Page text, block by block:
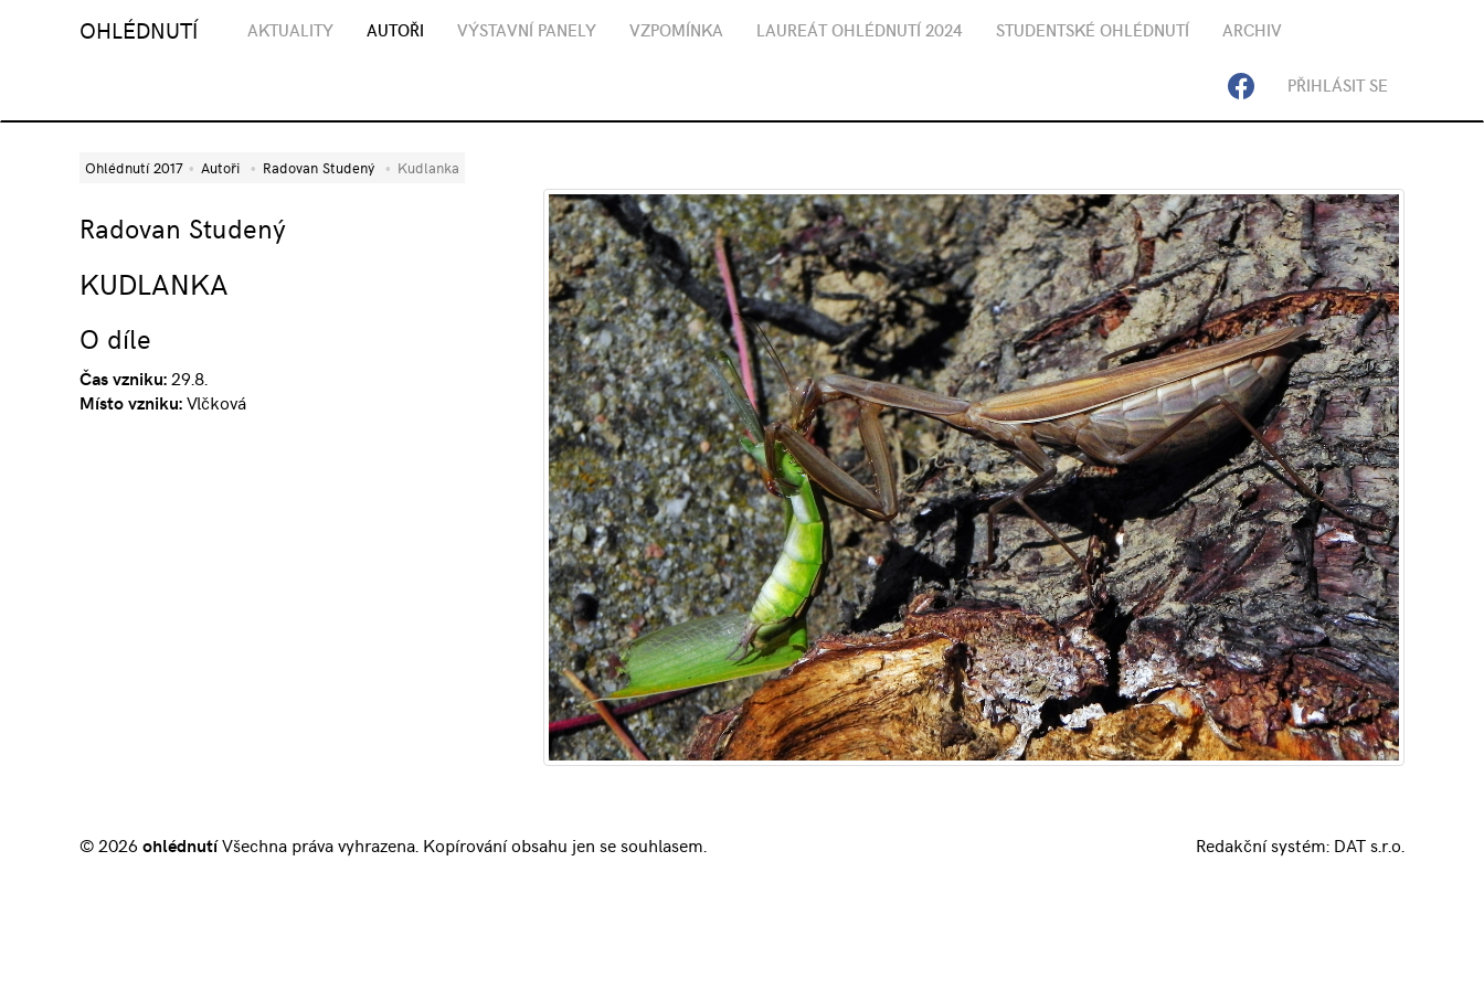
OHLÉDNUTÍ AKTUALITY AUTOŘI VÝSTAVNÍ PANELY VZPOMÍNKA LAUREÁT OHLÉDNUTÍ 2024 STUDENTSKÉ OHLÉDNUTÍ ARCHIV
PŘIHLÁSIT SE
Ohlédnutí 2017 Autoři Radovan Studený Kudlanka
Radovan Studený
KUDLANKA
O díle
Čas vzniku: 29.8.
Místo vzniku:Vlčková
© 2026ohlédnutíVšechna práva vyhrazena. Kopírování obsahu jen se souhlasem. Redakční systém: DAT s.r.o.